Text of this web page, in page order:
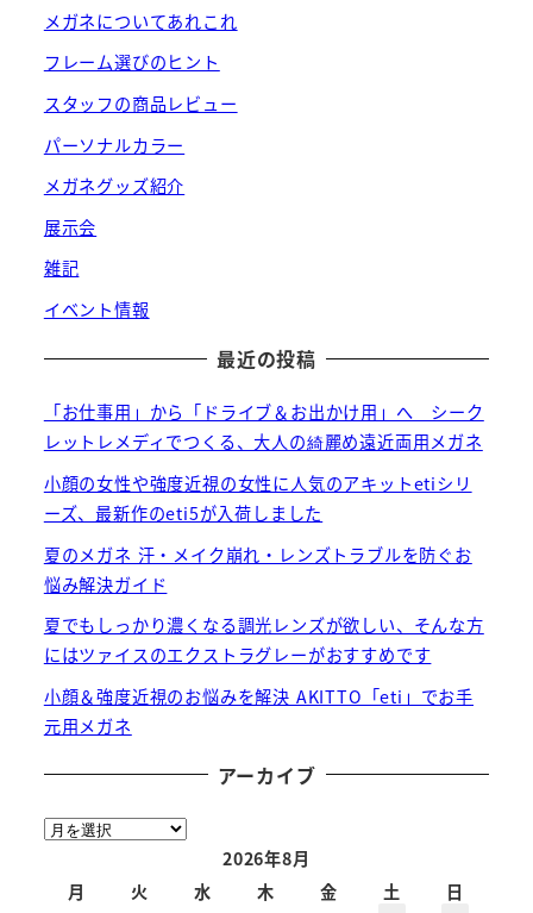
メガネについてあれこれ
フレーム選びのヒント
スタッフの商品レビュー
パーソナルカラー
メガネグッズ紹介
展示会
雑記
イベント情報
最近の投稿
「お仕事用」から「ドライブ＆お出かけ用」へ シーク
レットレメディでつくる、大人の綺麗め遠近両用メガネ
小顔の女性や強度近視の女性に人気のアキットetiシリ
ーズ、最新作のeti5が入荷しました
夏のメガネ 汗・メイク崩れ・レンズトラブルを防ぐお
悩み解決ガイド
夏でもしっかり濃くなる調光レンズが欲しい、そんな方
にはツァイスのエクストラグレーがおすすめです
小顔＆強度近視のお悩みを解決 AKITTO「eti」でお手
元用メガネ
アーカイブ
ア
2026年8月
月
火 水 木 金 土 日